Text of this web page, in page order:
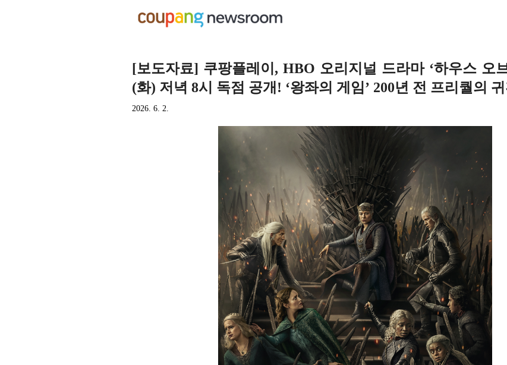
[보도자료] 쿠팡플레이, HBO 오리지널 드라마 ‘하우스 오
(화) 저녁 8시 독점 공개! ‘왕좌의 게임’ 200년 전 프리퀄의
2026. 6. 2.